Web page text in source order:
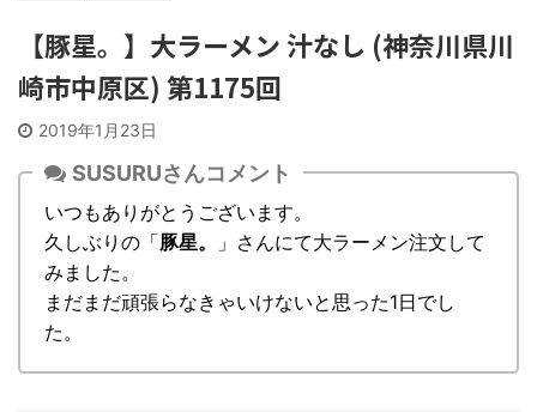
【豚星。】大ラーメン 汁なし (神奈川県川
崎市中原区) 第1175回
2019年1月23日
SUSURUさんコメント
いつもありがとうございます。
久しぶりの「豚星。
」さんにて大ラーメン注文して
みました。
まだまだ頑張らなきゃいけないと思った1日でし
た。